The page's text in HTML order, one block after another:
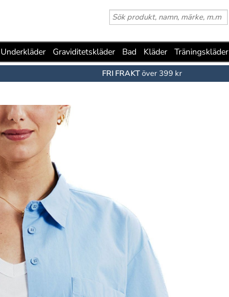
Underkläder Graviditetskläder Bad Kläder Träningskläder
FRI FRAKTöver 399 kr